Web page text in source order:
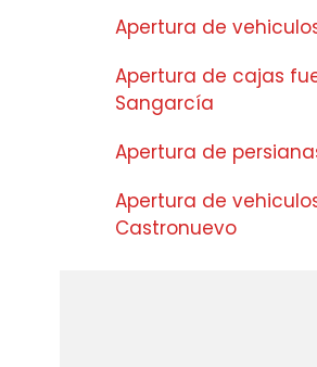
Apertura de
Apertura de cajas
Sangarcía
Apertura de
Apertura de
Castronuevo